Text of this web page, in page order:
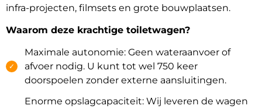
infra-projecten, filmsets en grote bouwplaatsen.
Waarom deze krachtige toiletwagen?
✓
Maximale autonomie: Geen wateraanvoer of
afvoer nodig. U kunt tot wel 750 keer
doorspoelen zonder externe aansluitingen.
Enorme opslagcapaciteit: Wij leveren de wagen